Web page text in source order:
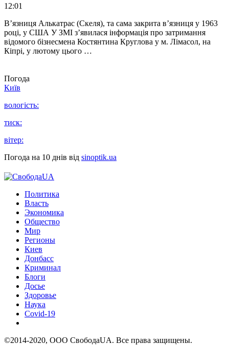
12:01
В’язниця Алькатрас (Скеля), та сама закрита в’язниця у 1963
році, у США У ЗМІ з’явилася інформація про затримання
відомого бізнесмена Костянтина Круглова у м. Лімасол, на
Кіпрі, у лютому цього …
Погода
Київ
вологість:
тиск:
вітер:
Погода на 10 днів від sinoptik.ua
Политика
Власть
Экономика
Общество
Мир
Регионы
Киев
Донбасс
Криминал
Блоги
Досье
Здоровье
Наука
Covid-19
©2014-2020, ООО СвободаUA. Все права защищены.